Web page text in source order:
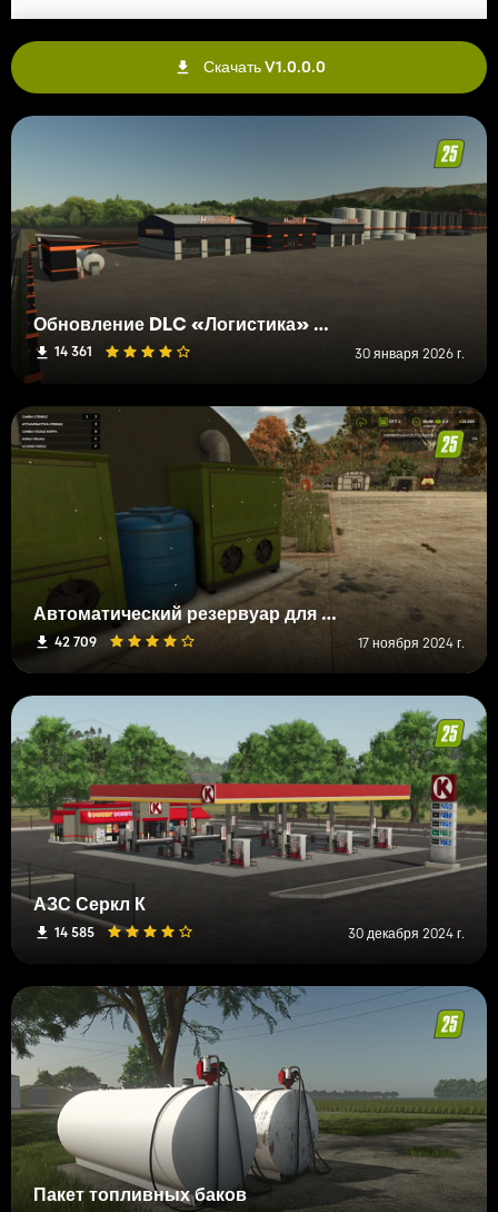
Скачать V1.0.0.0
Обновление DLC «Логистика» — новые здания и функции для Farming Simulator 25
14 361 30 января 2026 г.
Автоматический резервуар для воды для теплиц и животных
42 709 17 ноября 2024 г.
АЗС Серкл К
14 585 30 декабря 2024 г.
Пакет топливных баков